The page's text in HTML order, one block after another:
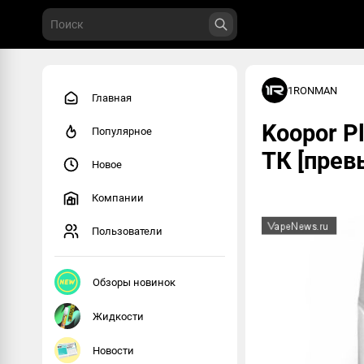
Главная
Популярное
Новое
Компании
Пользователи
Обзоры новинок
Жидкости
Новости
1RONMAN
Koopor
ТК